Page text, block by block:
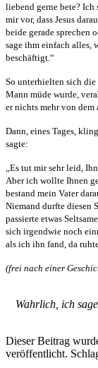
liebend gerne bete?
mir vor, dass Jesus
beide gerade sprechen
sage ihm einfach alles,
beschäftigt.“
So unterhielten sich
Mann müde wurde,
er nichts mehr von dem
Dann, eines Tages,
sagte:
„Es tut mir sehr leid,
Aber ich wollte Ihnen
bestand mein Vater
Niemand durfte diesen
passierte etwas
sich irgendwie noch
als ich ihn fand, da
(frei nach einer
Wahrlich, ich
Dieser Beitrag
veröffentlicht.